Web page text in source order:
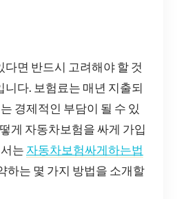
면 반드시 고려해야 할 것
다. 보험료는 매년 지출되
경제적인 부담이 될 수 있
게 자동차보험을 싸게 가입
는 자동차보험싸게하는법
하는 몇 가지 방법을 소개할